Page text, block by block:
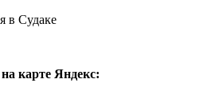
карте Яндекс: